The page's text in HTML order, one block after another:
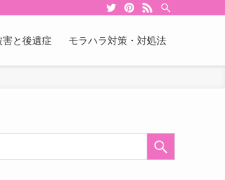
害と後遺症 モラハラ対策・対処法